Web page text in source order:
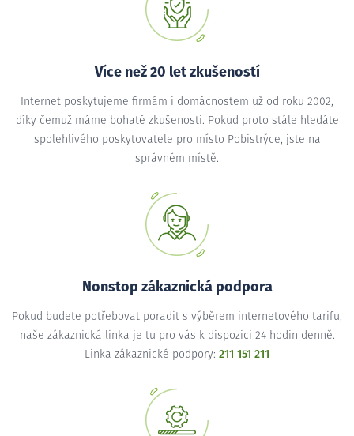
Více než 20 let zkušeností
Internet poskytujeme firmám i domácnostem už od roku 2002,
díky čemuž máme bohaté zkušenosti. Pokud proto stále hledáte
spolehlivého poskytovatele pro místo Pobistrýce, jste na
správném místě.
Nonstop zákaznická podpora
Pokud budete potřebovat poradit s výběrem internetového tarifu,
naše zákaznická linka je tu pro vás k dispozici 24 hodin denně.
Linka zákaznické podpory: 211 151 211